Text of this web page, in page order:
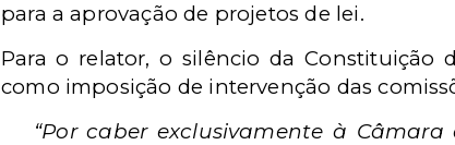
para a aprovação de projetos de lei.
Para o relator, o silêncio da Constituição
como imposição de intervenção das
“Por caber exclusivamente à